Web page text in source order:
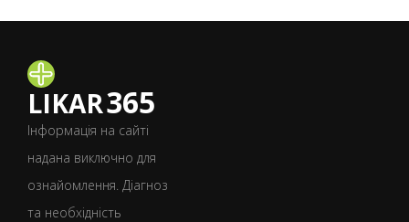
LIKAR365
Інформація на сайті
надана виключно для
ознайомлення. Діагноз
та необхідність